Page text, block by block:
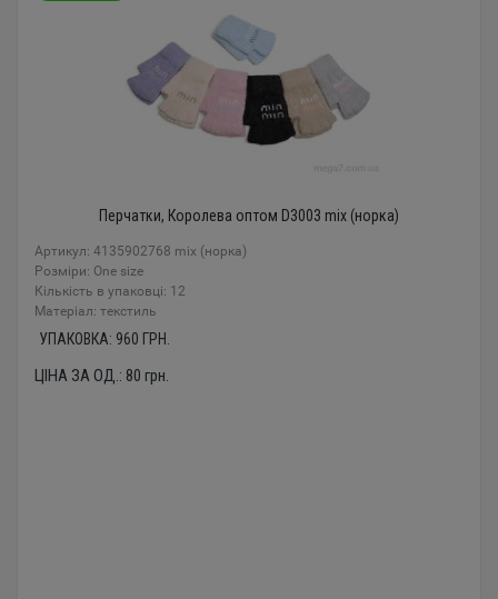
Перчатки, Королева оптом D3003 mix (норка)
Артикул: 4135902768 mix (норка)
Розміри: One size
Кількість в упаковці: 12
Mатеріал: текстиль
УПАКОВКА: 960 ГРН.
ЦІНА ЗА ОД.: 80 грн.